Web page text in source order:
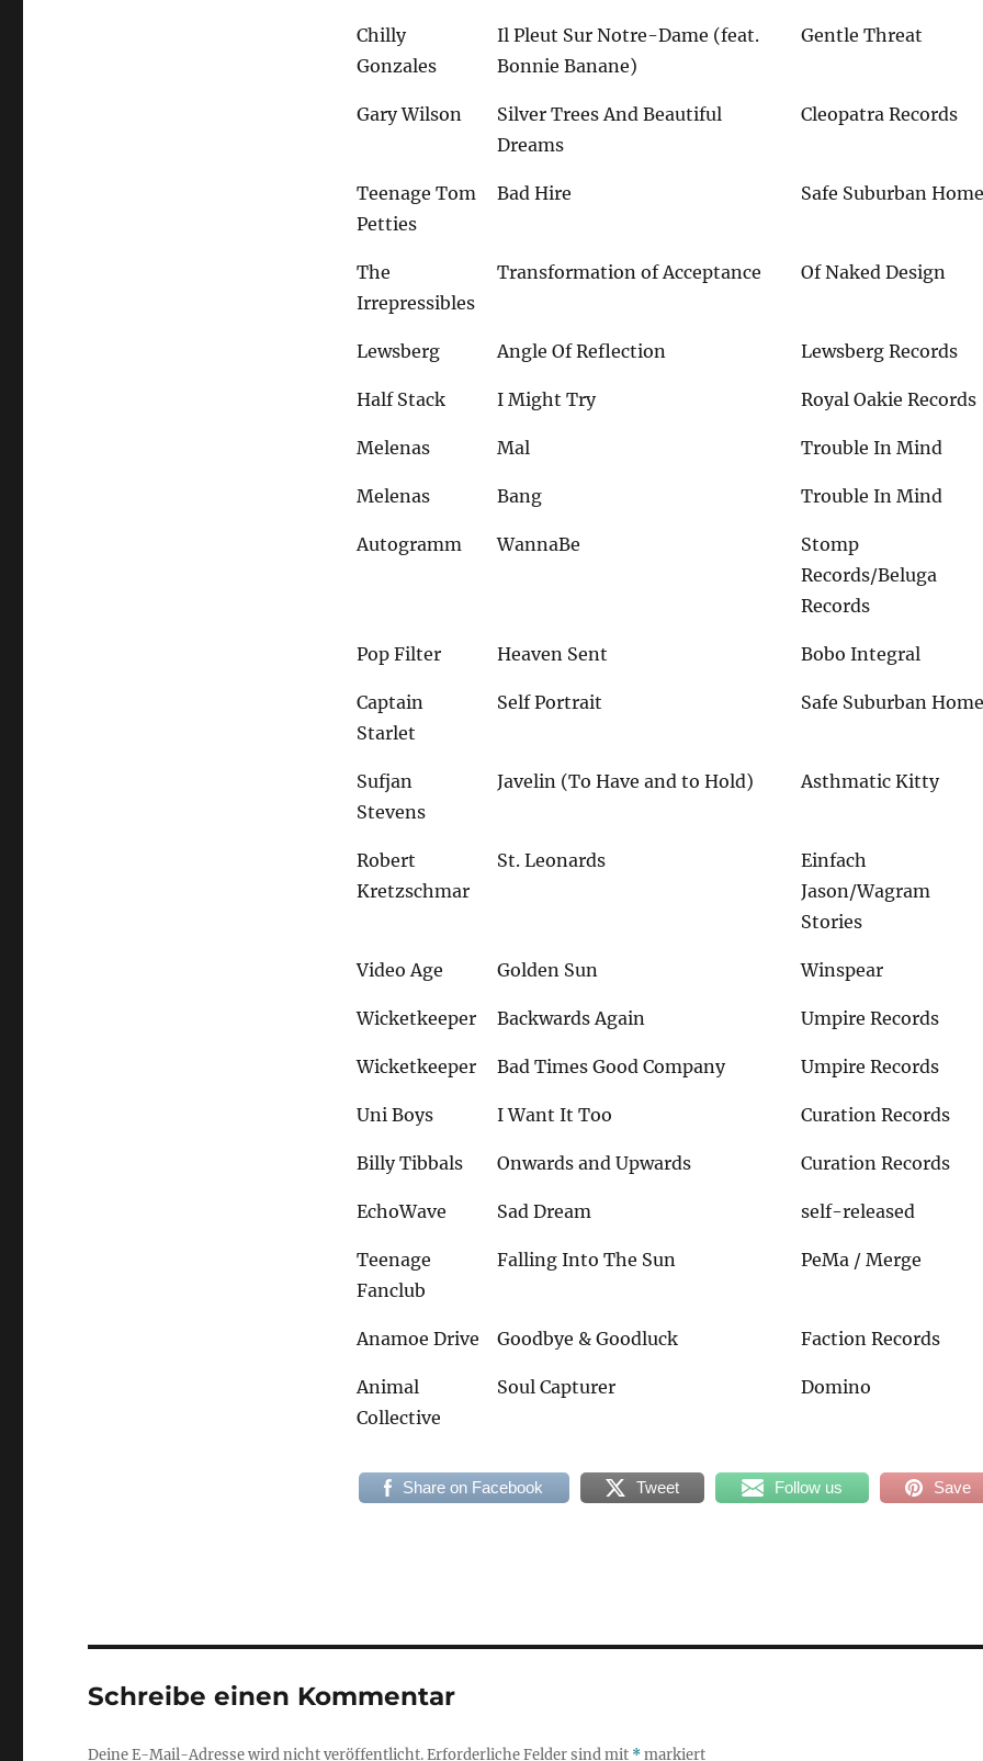
Chilly
Gonzales
Il Pleut Sur Notre-Dame (feat.
Bonnie Banane)
Gentle Threat
Gary Wilson
Silver Trees And Beautiful
Dreams
Cleopatra Records
Teenage Tom
Petties
Bad Hire Safe Suburban
The
Irrepressibles
Transformation of Acceptance Of Naked Design
Lewsberg Angle Of Reflection Lewsberg Records
Half Stack I Might Try Royal Oakie Records
Melenas Mal Trouble In Mind
Melenas Bang Trouble In Mind
Autogramm WannaBe
Stomp
Records/Beluga
Records
Pop Filter Heaven Sent Bobo Integral
Captain
Starlet
Self Portrait Safe Suburban
Sufjan
Stevens
Javelin (To Have and to Hold) Asthmatic Kitty
Robert
Kretzschmar
St. Leonards
Einfach
Jason/Wagram
Stories
Video Age Golden Sun Winspear
Wicketkeeper Backwards Again Umpire Records
Wicketkeeper Bad Times Good Company Umpire Records
Uni Boys I Want It Too Curation Records
Billy Tibbals Onwards and Upwards Curation Records
EchoWave Sad Dream self-released
Teenage
Fanclub
Falling Into The Sun PeMa / Merge
Anamoe Drive Goodbye & Goodluck Faction Records
Animal
Collective
Soul Capturer Domino
Share on Facebook Tweet Follow us Save
Schreibe einen Kommentar
Deine E-Mail-Adresse wird nicht veröffentlicht.Erforderliche Felder sind mit *markiert